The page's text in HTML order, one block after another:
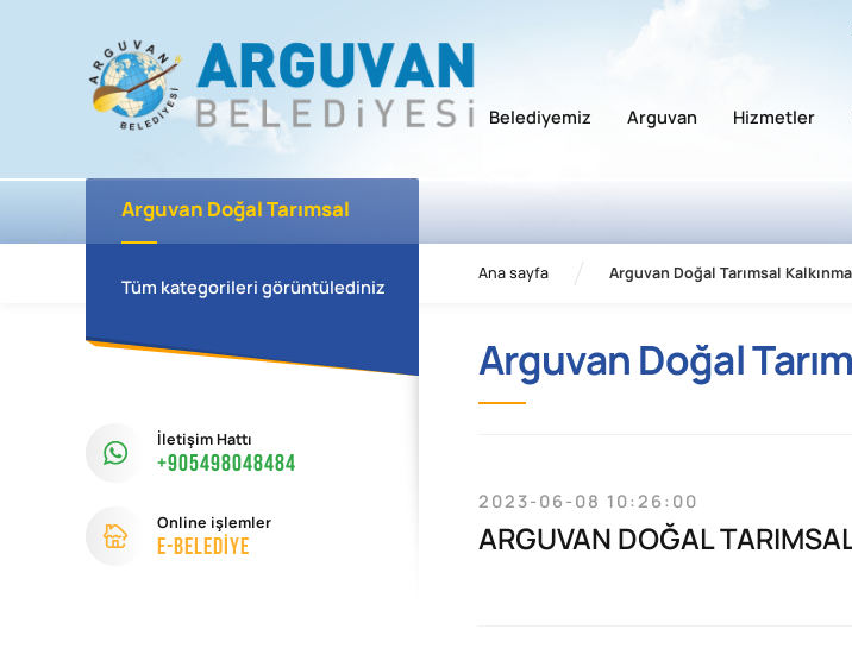
Belediyemiz Arguvan Hizmetler
Ana sayfa Arguvan Doğal Tarımsal
Arguvan Doğal Tarımsal
Tüm kategorileri görüntülediniz
İletişim Hattı
+905498048484
Online işlemler
e-Beledİye
Arguvan Doğal
2023-06-08 10:26:00
ARGUVAN DOĞAL